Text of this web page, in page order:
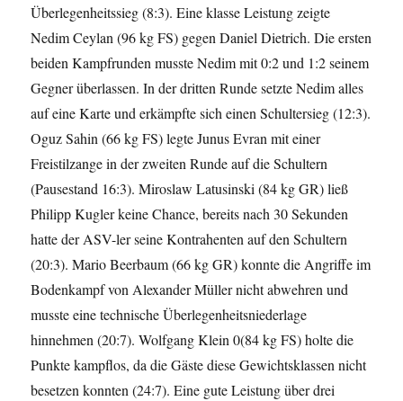
Überlegenheitssieg (8:3). Eine klasse Leistung zeigte
Nedim Ceylan (96 kg FS) gegen Daniel Dietrich. Die ersten
beiden Kampfrunden musste Nedim mit 0:2 und 1:2 seinem
Gegner überlassen. In der dritten Runde setzte Nedim alles
auf eine Karte und erkämpfte sich einen Schultersieg (12:3).
Oguz Sahin (66 kg FS) legte Junus Evran mit einer
Freistilzange in der zweiten Runde auf die Schultern
(Pausestand 16:3). Miroslaw Latusinski (84 kg GR) ließ
Philipp Kugler keine Chance, bereits nach 30 Sekunden
hatte der ASV-ler seine Kontrahenten auf den Schultern
(20:3). Mario Beerbaum (66 kg GR) konnte die Angriffe im
Bodenkampf von Alexander Müller nicht abwehren und
musste eine technische Überlegenheitsniederlage
hinnehmen (20:7). Wolfgang Klein 0(84 kg FS) holte die
Punkte kampflos, da die Gäste diese Gewichtsklassen nicht
besetzen konnten (24:7). Eine gute Leistung über drei